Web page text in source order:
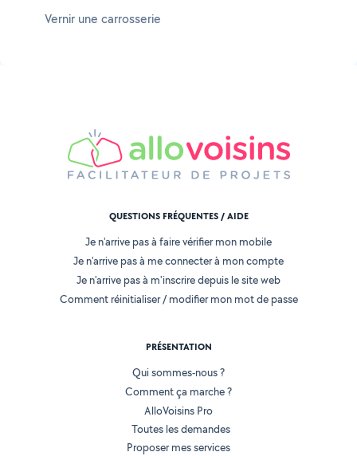
Vernir une carrosserie
QUESTIONS FRÉQUENTES / AIDE
Je n'arrive pas à faire vérifier mon mobile
Je n'arrive pas à me connecter à mon compte
Je n'arrive pas à m'inscrire depuis le site web
Comment réinitialiser / modifier mon mot de passe
PRÉSENTATION
Qui sommes-nous ?
Comment ça marche ?
AlloVoisins Pro
Toutes les demandes
Proposer mes services